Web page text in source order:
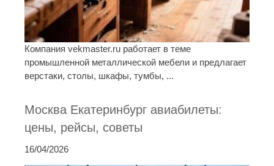
Компания vekmaster.ru работает в теме
промышленной металлической мебели и предлагает
верстаки, столы, шкафы, тумбы, ...
Москва Екатеринбург авиабилеты:
цены, рейсы, советы
16/04/2026